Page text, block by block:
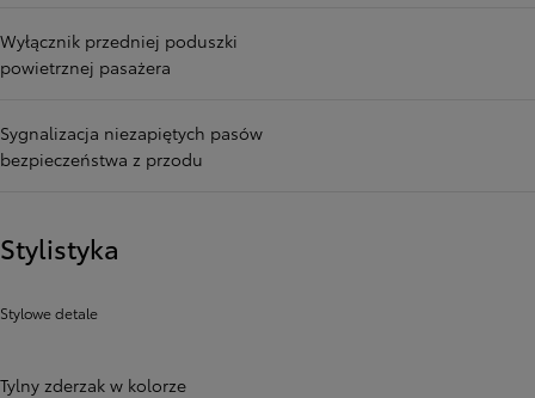
Wyłącznik przedniej poduszki
powietrznej pasażera
Sygnalizacja niezapiętych pasów
bezpieczeństwa z przodu
Stylistyka
Stylowe detale
Tylny zderzak w kolorze